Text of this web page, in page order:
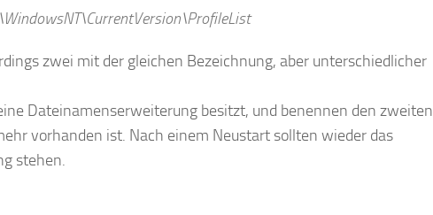
zwei mit der gleichen Bezeichnung, aber unterschiedlicher
Dateinamenserweiterung besitzt, und benennen den zweiten
vorhanden ist. Nach einem Neustart sollten wieder das
stehen.